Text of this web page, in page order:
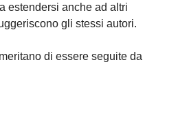
estendersi anche ad altri
gli stessi autori.
di essere seguite da